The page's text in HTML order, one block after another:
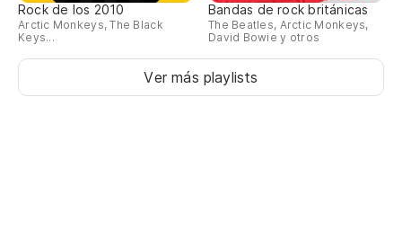
Rock de los 2010
Arctic Monkeys, The Black
Keys...
Bandas de rock británicas
The Beatles, Arctic Monkeys,
David Bowie y otros
Ver más playlists